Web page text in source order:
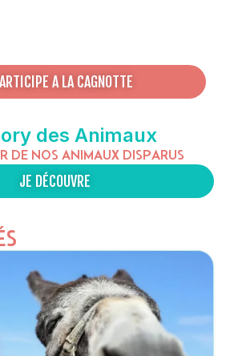
A LA CAGNOTTE
des Animaux
DE NOS ANIMAUX DISPARUS
JE DÉCOUVRE